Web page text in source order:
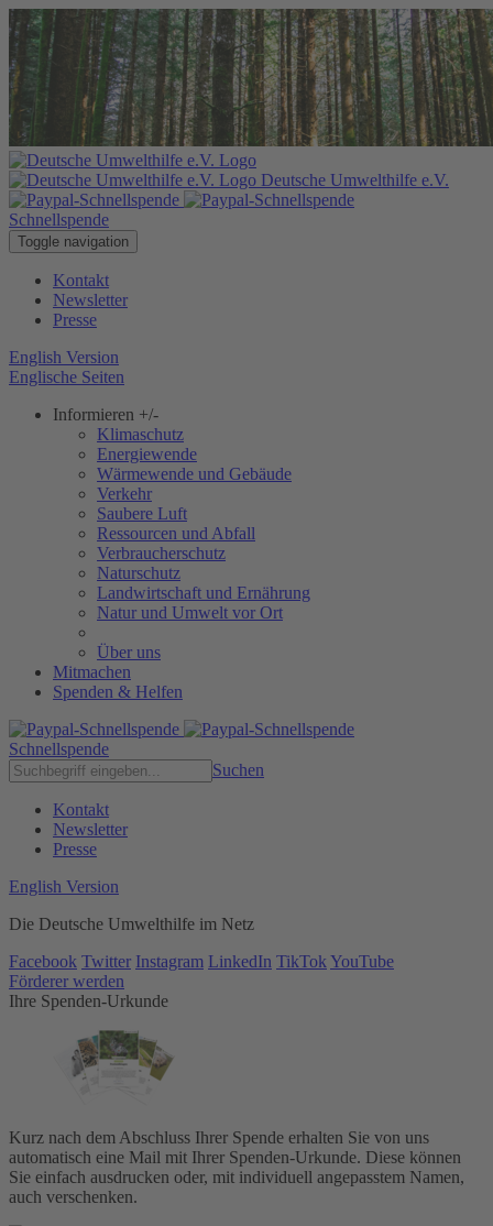
Deutsche Umwelthilfe e.V.
Schnellspende
Toggle navigation
Kontakt
Newsletter
Presse
English Version
Englische Seiten
Informieren +/-
Klimaschutz
Energiewende
Wärmewende und Gebäude
Verkehr
Saubere Luft
Ressourcen und Abfall
Verbraucherschutz
Naturschutz
Landwirtschaft und Ernährung
Natur und Umwelt vor Ort
Über uns
Mitmachen
Spenden & Helfen
Schnellspende
Suchen
Kontakt
Newsletter
Presse
English Version
Die Deutsche Umwelthilfe im Netz
Facebook Twitter Instagram LinkedIn TikTok YouTube
Förderer werden
Ihre Spenden-Urkunde
Kurz nach dem Abschluss Ihrer Spende erhalten Sie von uns
automatisch eine Mail mit Ihrer Spenden-Urkunde. Diese können
Sie einfach ausdrucken oder, mit individuell angepasstem Namen,
auch verschenken.